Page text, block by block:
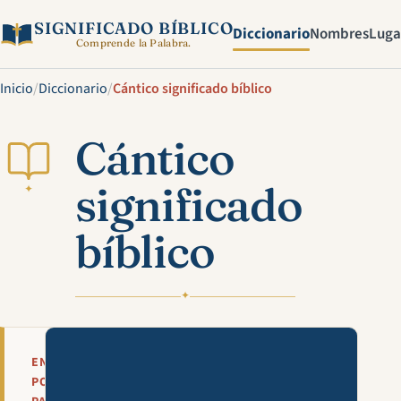
SIGNIFICADO BÍBLICO
Comprende la Palabra. DiccionarioNombres
Inicio/Diccionario/Cántico significado bíblico
✦
Cántico
significado
bíblico
✦
EN
POCAS
Mira esta explicación en